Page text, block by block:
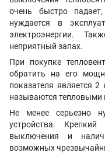
очень быстро
нуждается в
электроэнергии.
неприятный запах.
При покупке
обратить на его
показателя является
называются тепловыми
Не менее серьезно
устройства. Крепкий
выключения и
возможных